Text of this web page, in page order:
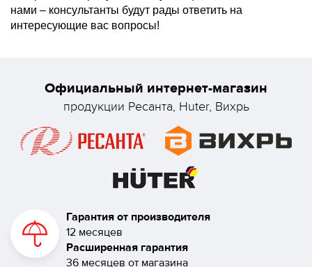
нами – консультанты будут рады ответить на
интересующие вас вопросы!
Официальный интернет-магазин
продукции Ресанта, Huter, Вихрь
Гарантия от производителя
12 месяцев
Расширенная гарантия
36 месяцев от магазина